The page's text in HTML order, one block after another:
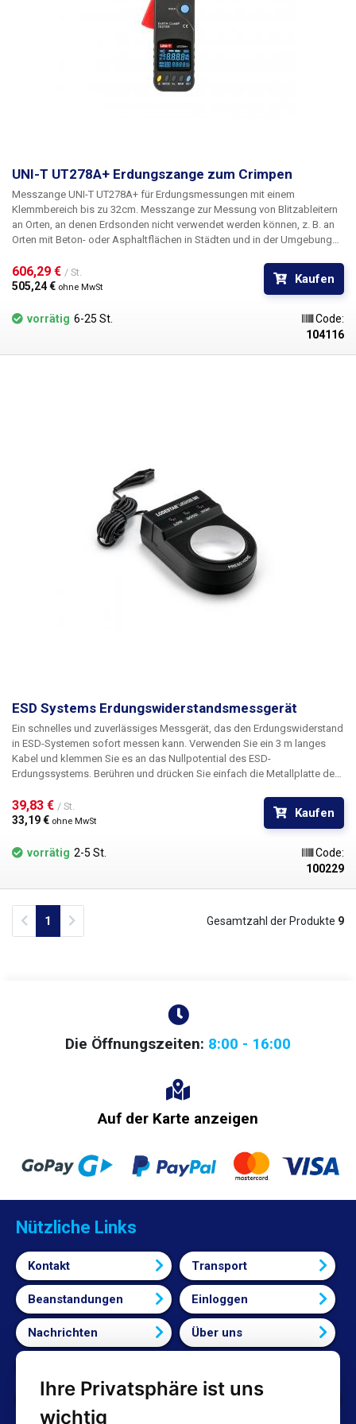
Ihre Privatsphäre ist uns
wichtig
von induktiven und kapazitiven Schaltungen Messungen des
Differentialschutzsystems Überprüfung der korrekten Verkabelung von
Verpackungsinhalt:UNI-T UT267B, Stromzangen,
Prüfkabel, USB-Kabel, Software, Transportkoffer
UNI-T UT278A+ Erdungszange zum Crimpen
Messzange UNI-T UT278A+ für Erdungsmessungen mit einem
Klemmbereich bis zu 32cm.
an Orten, an denen Erdsonden nicht verwendet werden können, z. B. an
Orten mit Beton- oder Asphaltflächen in Städten und in der Umgebung
können. Erdungszangen eignen sich nicht für die Messung von
einadrigen Blitzableitern; im Gegenteil, je mehr Adern ein Blitzableiter hat,
robustes und zuverlässiges Gerät des Markenherstellers UNI-T mit
einem ausgezeichneten Preis-/Leistungsverhältnis. Das Gerät ist für
606,29 € / St.
505,24 € ohne MwSt
Kaufen
vorrätig 6-25 St.
Code:
104116
ESD Systems Erdungswiderstandsmessgerät
Ein schnelles und zuverlässiges Messgerät, das den Erdungswiderstand
in ESD-Systemen sofort messen kann. Verwenden Sie ein 3 m langes
Kabel und klemmen Sie es an das Nullpotential des ESD-
Erdungssystems. Berühren und drücken Sie einfach die Metallplatte des
Ihnen sofort das Ergebnis an: eine grüne LED zusammen mit einem
akustischen Signal bedeutet, dass der Erdungswiderstand zwischen
39,83 € / St.
33,19 € ohne MwSt
Kaufen
vorrätig 2-5 St.
Code:
100229
Previous
1 Gesamtzahl der Produkte 9
Die Öffnungszeiten: 8:00 - 16:00
Auf der Karte anzeigen
Nützliche Links
Kontakt Transport
Beanstandungen Einloggen
Nachrichten Über uns
Cookie-Einstellungen bearbeiten